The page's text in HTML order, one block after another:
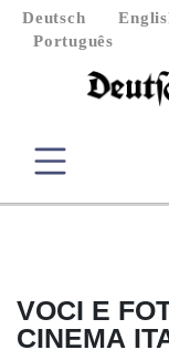
Deutsch
Português
VOCI E
CINEMA